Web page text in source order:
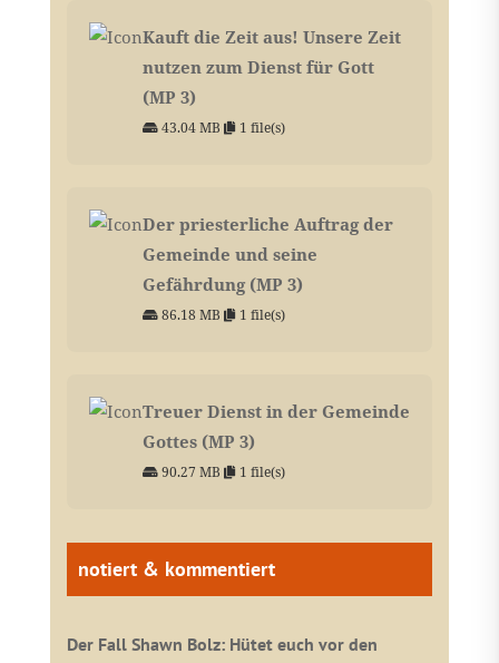
Kauft die Zeit aus! Unsere Zeit
nutzen zum Dienst für Gott
(MP 3)
43.04 MB 1 file(s)
Der priesterliche Auftrag der
Gemeinde und seine
Gefährdung (MP 3)
86.18 MB 1 file(s)
Treuer Dienst in der Gemeinde
Gottes (MP 3)
90.27 MB 1 file(s)
notiert & kommentiert
Der Fall Shawn Bolz: Hütet euch vor den